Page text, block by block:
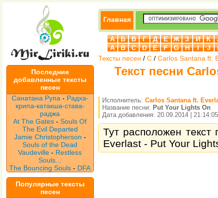
Последние
добавленные тексты
песен
Санатана Рупа - Радха-
крипа-катакша-става-
раджа
At The Gates -Souls Of
The Evil Departed
Jamie Christopherson -
Souls of the Dead
Vaudeville- Restless
Souls...
The Bouncing Souls - DFA
Популярные тексты
песен
Главная
А Б В Г Д Е Ж З И К
A
B C D E F G H I J
Тексты песен / C / Carlos Santana ft.
Текст песни
Исполнитель: Carlos Santana ft.
Название песни: Put Your Lights On
Дата добавления: 20.09.2014 | 21:14:05
Тут расположен
Everlast - Put Your